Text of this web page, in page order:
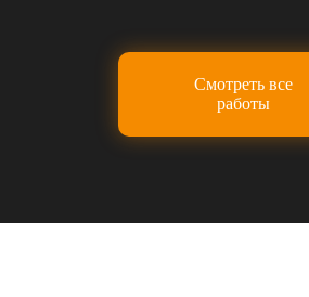
Смотреть все
работы